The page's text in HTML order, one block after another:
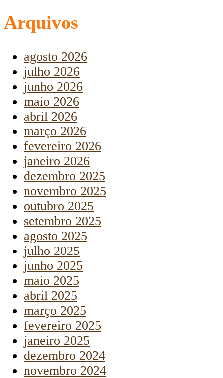
Arquivos
agosto 2026
julho 2026
junho 2026
maio 2026
abril 2026
março 2026
fevereiro 2026
janeiro 2026
dezembro 2025
novembro 2025
outubro 2025
setembro 2025
agosto 2025
julho 2025
junho 2025
maio 2025
abril 2025
março 2025
fevereiro 2025
janeiro 2025
dezembro 2024
novembro 2024